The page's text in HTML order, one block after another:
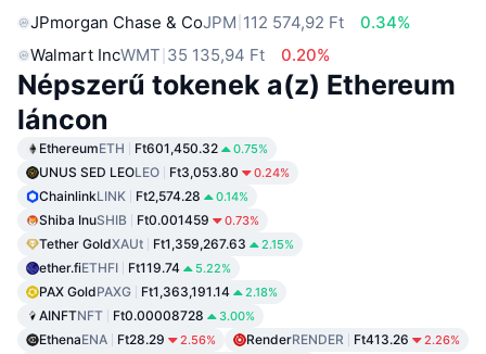
JPmorgan Chase & CoJPM 112 574,92 Ft
0.34%
Walmart IncWMT 35 135,94 Ft 0.20%
Népszerű tokenek a(z) Ethereum
láncon
EthereumETH Ft601,450.32 0.75%
UNUS SED LEOLEO Ft3,053.80 0.24%
ChainlinkLINK Ft2,574.28 0.14%
Shiba InuSHIB Ft0.001459 0.73%
Tether GoldXAUt Ft1,359,267.63 2.15%
ether.fiETHFI Ft119.74 5.22%
PAX GoldPAXG Ft1,363,191.14 2.18%
AINFTNFT Ft0.00008728 3.00%
EthenaENA Ft28.29 2.56% RenderRENDER Ft413.26 2.26%